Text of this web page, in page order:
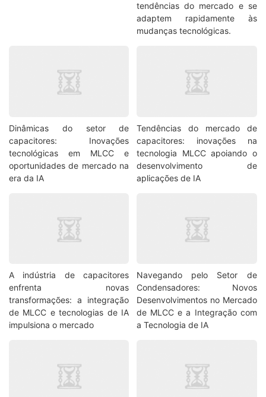
tendências do mercado e se
adaptem rapidamente às
mudanças tecnológicas.
Dinâmicas do setor de
capacitores: Inovações
tecnológicas em MLCC e
oportunidades de mercado na
era da IA
Tendências do mercado de
capacitores: inovações na
tecnologia MLCC apoiando o
desenvolvimento de
aplicações de IA
A indústria de capacitores
enfrenta novas
transformações: a integração
de MLCC e tecnologias de IA
impulsiona o mercado
Navegando pelo Setor de
Condensadores: Novos
Desenvolvimentos no Mercado
de MLCC e a Integração com
a Tecnologia de IA